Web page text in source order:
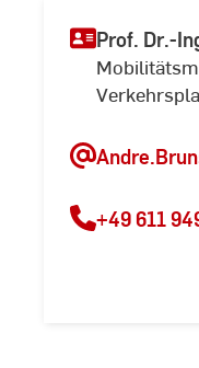
Prof. Dr.-
+49 611